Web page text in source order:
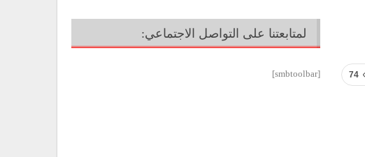
74
لمتابعتنا على التواصل الاجتماعي:
[smbtoolbar]